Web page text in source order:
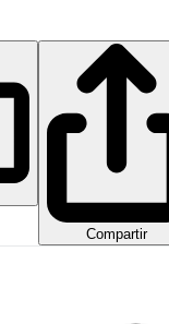
Compartir